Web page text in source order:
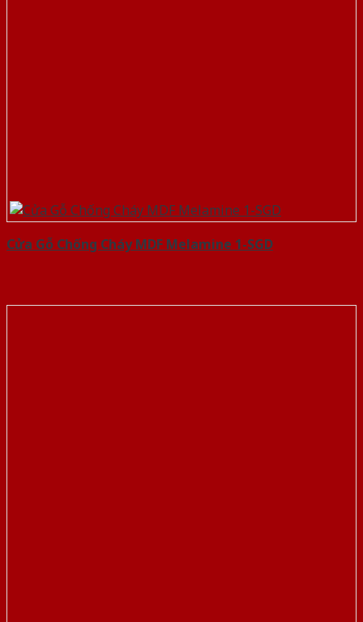
Cửa Gỗ Chống Cháy MDF Melamine 1-SGD